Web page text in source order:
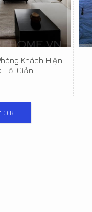
Khách Hiện
Giản...